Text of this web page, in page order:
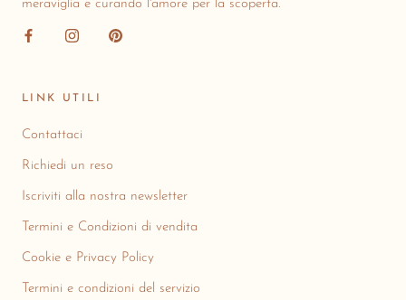
meraviglia e curando l'amore per la scoperta.
LINK UTILI
Contattaci
Richiedi un reso
Iscriviti alla nostra newsletter
Termini e Condizioni di vendita
Cookie e Privacy Policy
Termini e condizioni del servizio